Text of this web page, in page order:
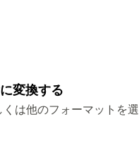
変換する
くは他のフォーマットを選